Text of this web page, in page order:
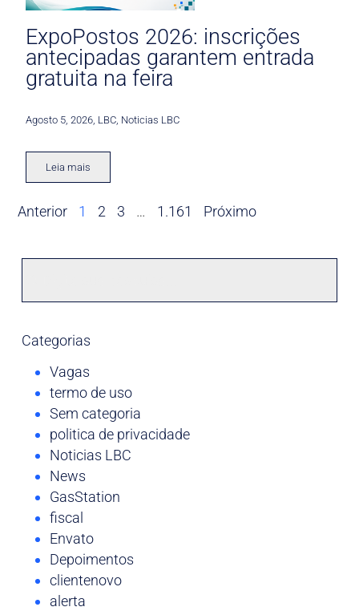
ExpoPostos 2026: inscrições
antecipadas garantem entrada
gratuita na feira
Agosto 5, 2026 LBC Noticias LBC
Leia mais
Anterior 1 2 3 … 1.161 Próximo
Categorias
Vagas
termo de uso
Sem categoria
politica de privacidade
Noticias LBC
News
GasStation
fiscal
Envato
Depoimentos
clientenovo
alerta